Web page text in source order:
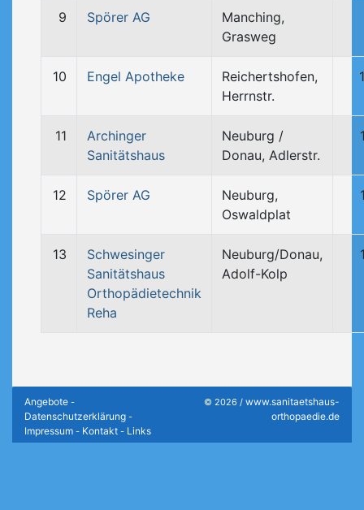
9 Spörer AG
Manching,
Grasweg
10 Engel Apotheke
Reichertshofen,
Herrnstr.
11
Archinger
Sanitätshaus
Neuburg /
Donau, Adlerstr.
12 Spörer AG
Neuburg,
Oswaldplat
13
Schwesinger
Sanitätshaus
Orthopädietechnik
Reha
Neuburg/Donau,
Adolf-Kolp
Angebote -
Datenschutzerklärung -
Impressum - Kontakt - Links
© 2026 / www.sanitaetshaus-
orthopaedie.de